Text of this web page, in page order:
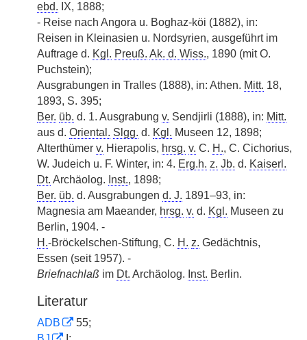
ebd. IX, 1888;
- Reise nach Angora u. Boghaz-köi (1882), in:
Reisen in Kleinasien u. Nordsyrien, ausgeführt im
Auftrage d. Kgl. Preuß. Ak. d. Wiss., 1890 (mit O.
Puchstein);
Ausgrabungen in Tralles (1888), in: Athen. Mitt. 18,
1893, S. 395;
Ber. üb. d. 1. Ausgrabung v. Sendjirli (1888), in: Mitt.
aus d. Oriental. Slgg. d. Kgl. Museen 12, 1898;
Alterthümer v. Hierapolis, hrsg. v. C. H., C. Cichorius,
W. Judeich u. F. Winter, in: 4. Erg.h. z. Jb. d. Kaiserl.
Dt. Archäolog. Inst., 1898;
Ber. üb. d. Ausgrabungen d. J. 1891–93, in:
Magnesia am Maeander, hrsg. v. d. Kgl. Museen zu
Berlin, 1904. -
H.-Bröckelschen-Stiftung, C. H. z. Gedächtnis,
Essen (seit 1957). -
Briefnachlaß im Dt. Archäolog. Inst. Berlin.
Literatur
ADB
55;